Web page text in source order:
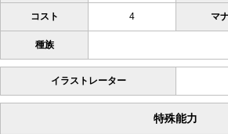
コスト 4 マ
種族
イラストレーター
特殊能力